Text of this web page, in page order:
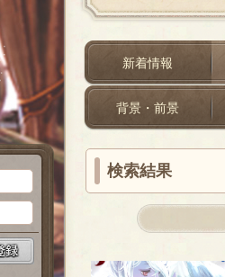
新着情報
背景・前景
検索結果